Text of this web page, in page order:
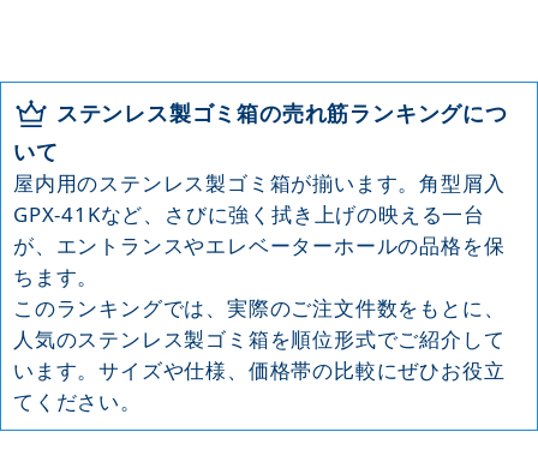
ステンレス製ゴミ箱の売れ筋ランキングにつ
いて
屋内用のステンレス製ゴミ箱が揃います。角型屑入
GPX-41Kなど、さびに強く拭き上げの映える一台
が、エントランスやエレベーターホールの品格を保
ちます。
このランキングでは、実際のご注文件数をもとに、
人気のステンレス製ゴミ箱を順位形式でご紹介して
います。サイズや仕様、価格帯の比較にぜひお役立
てください。